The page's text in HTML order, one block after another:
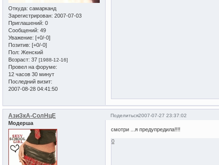
Откуда: самарканд
Зарегистрирован: 2007-07-03
Приглашений: 0
Сообщений: 49
Уважение: [+0/-0]
Позитив: [+0/-0]
Пол: Женский
Возраст: 37 [1988-12-16]
Провел на форуме:
12 часов 30 минут
Последний визит:
2007-08-28 04:41:50
Поделиться2007-07-27 23:37:02
АзиЗкА-СолНцЕ
Модерша
смотри ...я предупредила!!!!
0